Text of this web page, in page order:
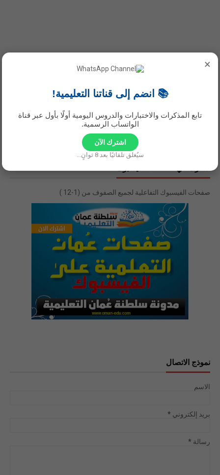
×
📚 انضم إلى قناتنا التعليمية!
تابع المذكرات والاختبارات والدروس اليومية أولًا بأول عبر قناة
الواتساب الرسمية.
اشترك الآن
سيُغلق تلقائيًا بعد8 ثوانٍ...
نحن في مواقع التواصل
صفحات الفيسبوك التفاعلية لجميع الصفوف من (1-12 )
نموذج الاتصال
الاسم
بريد إلكتروني *
رسالة *